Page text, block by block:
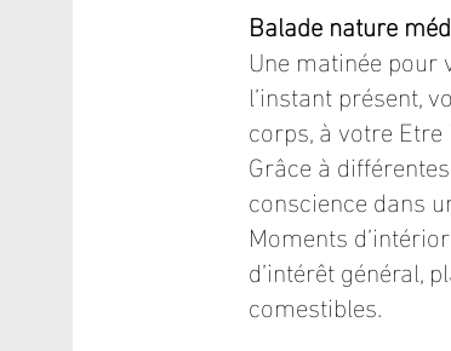
Balade nature
Une matinée
l’instant présent,
corps, à votre
Grâce à
conscience dans
Moments
d’intérêt général,
comestibles.